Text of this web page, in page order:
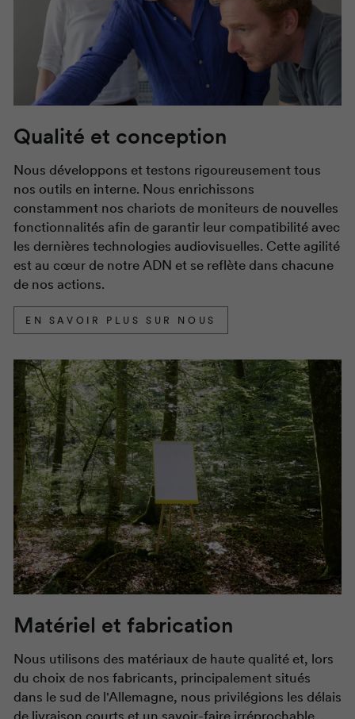
Qualité et conception
Nous développons et testons rigoureusement tous
nos outils en interne. Nous enrichissons
constamment nos chariots de moniteurs de nouvelles
fonctionnalités afin de garantir leur compatibilité avec
les dernières technologies audiovisuelles. Cette agilité
est au cœur de notre ADN et se reflète dans chacune
de nos actions.
EN SAVOIR PLUS SUR NOUS
Matériel et fabrication
Nous utilisons des matériaux de haute qualité et, lors
du choix de nos fabricants, principalement situés
dans le sud de l'Allemagne, nous privilégions les délais